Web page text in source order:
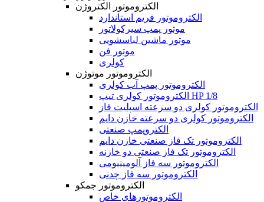
الکتروموتور الکتروژن
الکتروموتور فریم استاندارد
موتور پمپ سیرکولاتور
موتور ماشین لباسشویی
موتور فن
کولری
الکتروموتور موتوژن
الکتروموتور پمپ آب کولری
الکتروموتور کولری تیپ HP 1/8
الکتروموتور کولری دو سرعته اسپلیت فاز
الکتروموتور کولری دو سرعته خازن دایم
الکتروپمپ صنعتی
الکتروموتور تک فاز صنعتی خازن دایم
الکتروموتور تک فاز صنعتی دو خازنه
الکتروموتور سه فاز آلومینیومی
الکتروموتور سه فاز چدنی
الکتروموتور جمکو
الکتروموتورهای خاص